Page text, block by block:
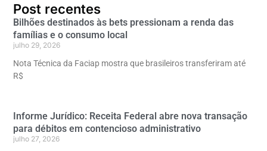
Post recentes
Bilhões destinados às bets pressionam a renda das
famílias e o consumo local
julho 29, 2026
Nota Técnica da Faciap mostra que brasileiros transferiram até
R$
Informe Jurídico: Receita Federal abre nova transação
para débitos em contencioso administrativo
julho 27, 2026